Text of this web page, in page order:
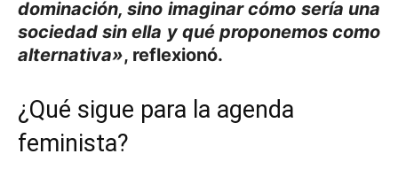
dominación, sino imaginar cómo sería una
sociedad sin ella y qué proponemos como
alternativa», reflexionó.
¿Qué sigue para la agenda
feminista?